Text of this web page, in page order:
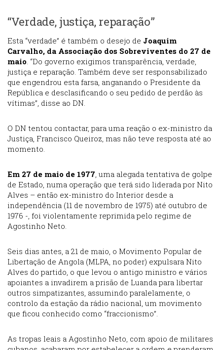
“Verdade, justiça, reparação”
Esta “verdade” é também o desejo de Joaquim
Carvalho, da Associação dos Sobreviventes do 27 de
maio. “Do governo exigimos transparência, verdade,
justiça e reparação. Também deve ser responsabilizado
que engendrou esta farsa, anganando o Presidente da
República e desclasificando o seu pedido de perdão às
vítimas”, disse ao DN.
O DN tentou contactar, para uma reação o ex-ministro da
Justiça, Francisco Queiroz, mas não teve resposta até ao
momento.
Em 27 de maio de 1977, uma alegada tentativa de golpe
de Estado, numa operação que terá sido liderada por Nito
Alves – então ex-ministro do Interior desde a
independência (11 de novembro de 1975) até outubro de
1976 -, foi violentamente reprimida pelo regime de
Agostinho Neto.
Seis dias antes, a 21 de maio, o Movimento Popular de
Libertação de Angola (MLPA, no poder) expulsara Nito
Alves do partido, o que levou o antigo ministro e vários
apoiantes a invadirem a prisão de Luanda para libertar
outros simpatizantes, assumindo paralelamente, o
controlo da estação da rádio nacional, um movimento
que ficou conhecido como “fraccionismo”.
As tropas leais a Agostinho Neto, com apoio de militares